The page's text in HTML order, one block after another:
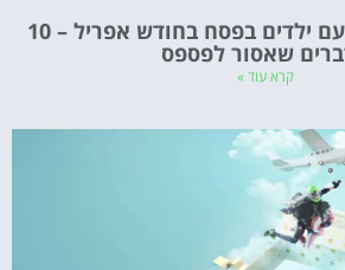
הולנד למשפחות עם ילדים בפסח בחודש אפריל – 10
שאסור לפספס
קרא עוד »